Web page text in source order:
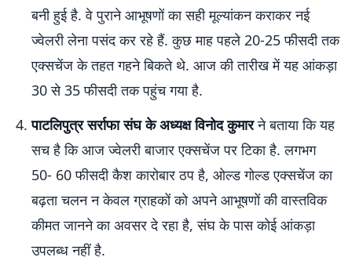
बनी हुई है. वे पुराने आभूषणों का सही मूल्यांकन कराकर नई
ज्वेलरी लेना पसंद कर रहे हैं. कुछ माह पहले 20-25 फीसदी तक
एक्सचेंज के तहत गहने बिकते थे. आज की तारीख में यह आंकड़ा
30 से 35 फीसदी तक पहुंच गया है.
पाटलिपुत्र सर्राफा संघ के अध्यक्ष विनोद कुमारने बताया कि यह
सच है कि आज ज्वेलरी बाजार एक्सचेंज पर टिका है. लगभग
50- 60 फीसदी कैश कारोबार ठप है, ओल्ड गोल्ड एक्सचेंज का
बढ़ता चलन न केवल ग्राहकों को अपने आभूषणों की वास्तविक
कीमत जानने का अवसर दे रहा है, संघ के पास कोई आंकड़ा
उपलब्ध नहीं है.